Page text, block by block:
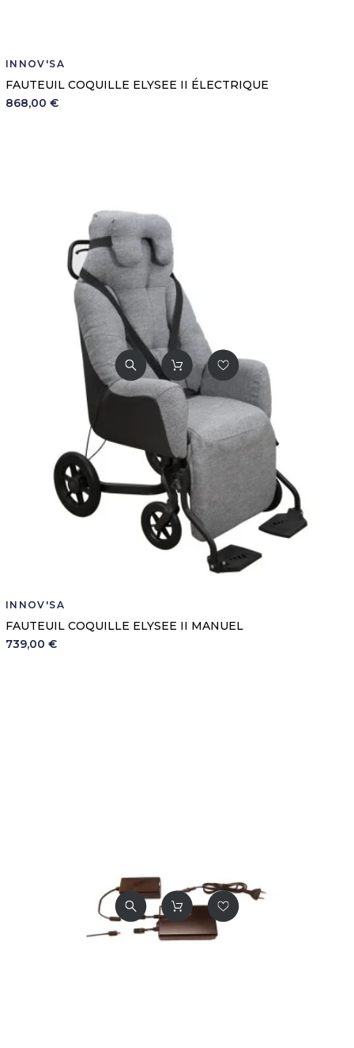
INNOV'SA
FAUTEUIL COQUILLE ELYSEE II ÉLECTRIQUE
868,00 €
INNOV'SA
FAUTEUIL COQUILLE ELYSEE II MANUEL
739,00 €